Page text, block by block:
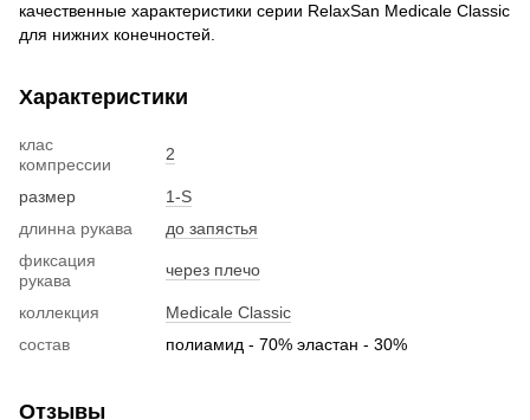
качественные характеристики серии RelaxSan Medicale Classic
для нижних конечностей.
Характеристики
клас
компрессии
2
размер
1-S
длинна рукава
до запястья
фиксация
рукава
через плечо
коллекция
Medicale Classic
состав
полиамид - 70% эластан - 30%
Отзывы